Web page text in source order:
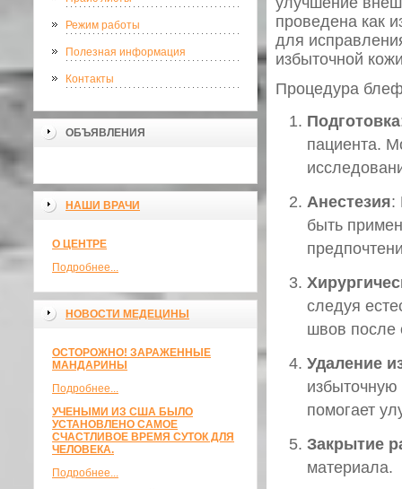
Режим работы
Полезная информация
Контакты
ОБЪЯВЛЕНИЯ
НАШИ ВРАЧИ
О ЦЕНТРЕ
Подробнее...
НОВОСТИ МЕДЕЦИНЫ
ОСТОРОЖНО! ЗАРАЖЕННЫЕ
МАНДАРИНЫ
Подробнее...
УЧЕНЫМИ ИЗ США БЫЛО
УСТАНОВЛЕНО САМОЕ
СЧАСТЛИВОЕ ВРЕМЯ СУТОК ДЛЯ
ЧЕЛОВЕКА.
Подробнее...
проведена как
для
избыточной
Процедура
Подготовка
пациента.
Анестезия:
быть
следуя
швов после
Удаление
избыточную
помогает
Закрытие
материала.